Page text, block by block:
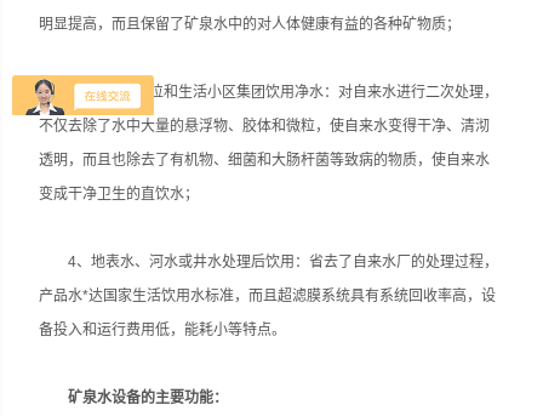
明显提高，而且保留了矿泉水中的对人体健康有益的各种矿物质；
3、家庭、单位和生活小区集团饮用净水：对自来水进行二次处理，
不仅去除了水中大量的悬浮物、胶体和微粒，使自来水变得干净、清沏
透明，而且也除去了有机物、细菌和大肠杆菌等致病的物质，使自来水
变成干净卫生的直饮水；
4、地表水、河水或井水处理后饮用：省去了自来水厂的处理过程，
产品水*达国家生活饮用水标准，而且超滤膜系统具有系统回收率高，设
备投入和运行费用低，能耗小等特点。
矿泉水设备的主要功能：